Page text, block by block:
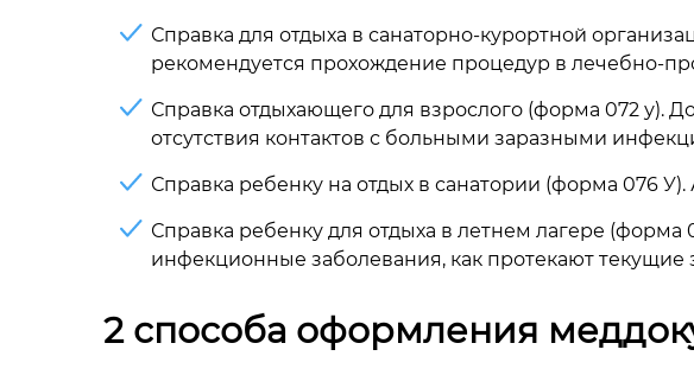
Справка для отдыха в санаторно-курортной
рекомендуется прохождение процедур в лечебно-
Справка отдыхающего для взрослого (форма 072 у).
отсутствия контактов с больными заразными
Справка ребенку на отдых в санатории (форма 076
Справка ребенку для отдыха в летнем лагере
инфекционные заболевания, как протекают текущие
2 способа оформления